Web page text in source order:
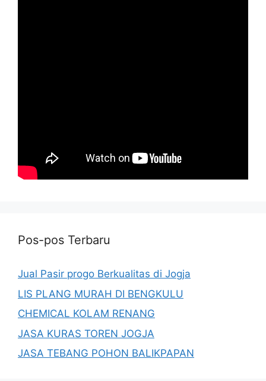
Pos-pos Terbaru
Jual Pasir progo Berkualitas di Jogja
LIS PLANG MURAH DI BENGKULU
CHEMICAL KOLAM RENANG
JASA KURAS TOREN JOGJA
JASA TEBANG POHON BALIKPAPAN